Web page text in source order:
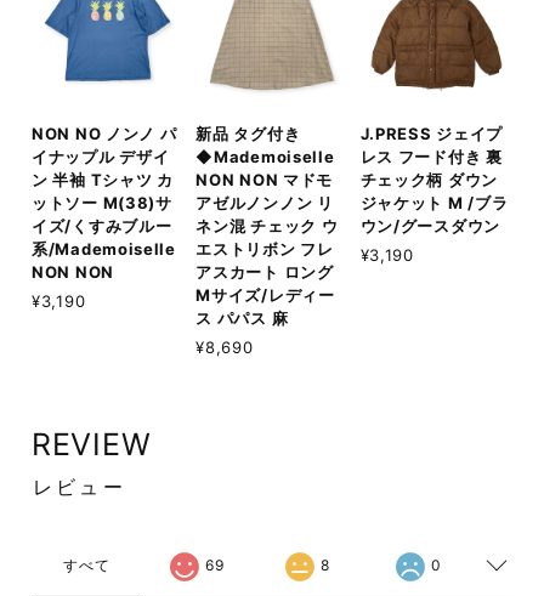
NON NO ノンノ パ
イナップル デザイ
ン 半袖 Tシャツ カ
ットソー M(38)サ
イズ/くすみブルー
系/Mademoiselle
NON NON
¥3,190
新品 タグ付き
◆Mademoiselle
NON NON マドモ
アゼルノンノン リ
ネン混 チェック ウ
エストリボン フレ
アスカート ロング
Mサイズ/レディー
ス パパス 麻
¥8,690
J.PRESS ジェイプ
レス フード付き 裏
チェック柄 ダウン
ジャケット M /ブラ
ウン/グースダウン
¥3,190
REVIEW
レビュー
すべて 69 8 0